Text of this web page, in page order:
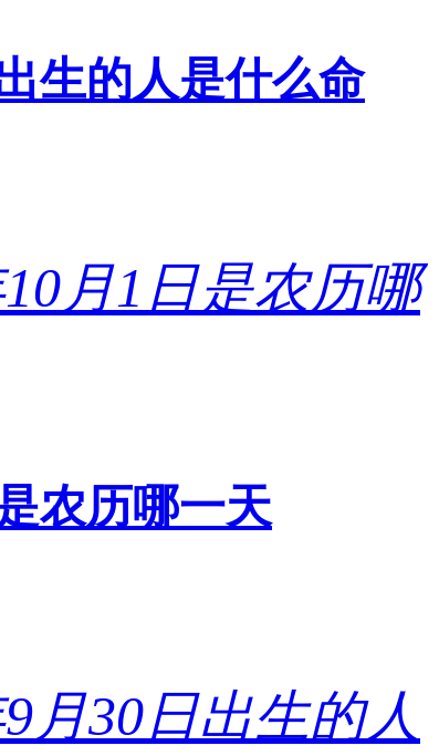
生的人是什么命
农历哪一天